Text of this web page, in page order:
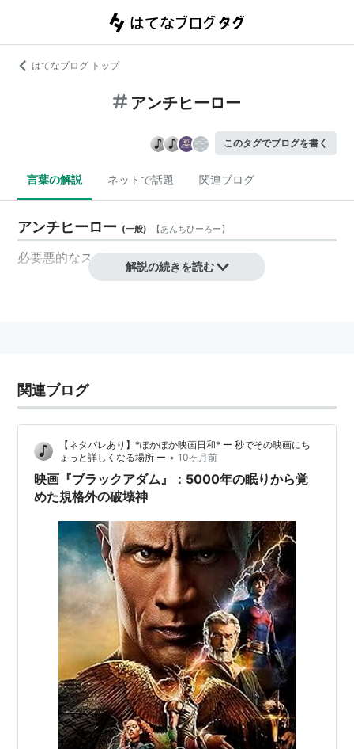
はてなブログ トップ
アンチヒーロー
このタグでブログを書く
言葉の解説 ネットで話題 関連ブログ
アンチヒーロー (一般) 【あんちひーろー】
必要悪的なスーパーヒーロー
解説の続きを読む
関連ブログ
【ネタバレあり】*ぽかぽか映画日和* ー 秒でその映画にち
ょっと詳しくなる場所 ー • 10ヶ月前
映画『ブラックアダム』：5000年の眠りから覚
めた規格外の破壊神